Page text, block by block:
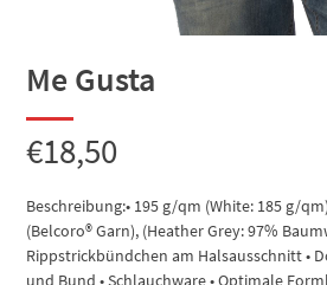
Me Gusta
€18,50
Beschreibung:• 195 g/qm (White: 185 g/
(Belcoro® Garn), (Heather Grey: 97%
Rippstrickbündchen am Halsausschnitt •
und Bund • Schlauchware • Optimale